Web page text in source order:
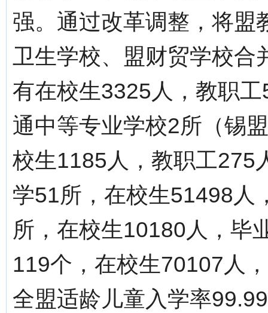
强。通过改革调整，将盟
卫生学校、盟财贸学校合
有在校生3325人，教职
通中等专业学校2所（锡
校生1185人，教职工275
学51所，在校生51498人
所，在校生10180人，毕
119个，在校生70107人
全盟适龄儿童入学率